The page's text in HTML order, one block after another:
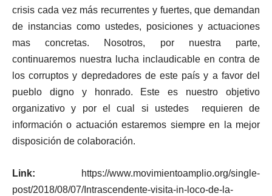
crisis cada vez más recurrentes y fuertes, que demandan
de instancias como ustedes, posiciones y actuaciones
mas concretas. Nosotros, por nuestra parte,
continuaremos nuestra lucha inclaudicable en contra de
los corruptos y depredadores de este país y a favor del
pueblo digno y honrado. Este es nuestro objetivo
organizativo y por el cual si ustedes requieren de
información o actuación estaremos siempre en la mejor
disposición de colaboración.
Link:
https://www.movimientoamplio.org/single-
post/2018/08/07/Intrascendente-visita-in-loco-de-la-